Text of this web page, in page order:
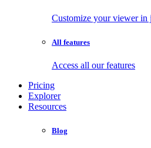
Customize your viewer in
All features
Access all our features
Pricing
Explorer
Resources
Blog